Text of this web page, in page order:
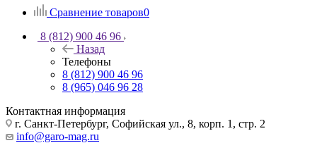
Сравнение товаров0
8 (812) 900 46 96
Назад
Телефоны
8 (812) 900 46 96
8 (965) 046 96 28
Контактная информация
г. Санкт-Петербург, Софийская ул., 8, корп. 1, стр. 2
info@garo-mag.ru